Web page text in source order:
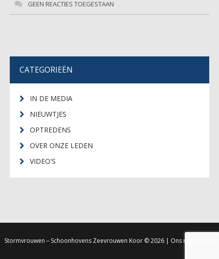
GEEN REACTIES TOEGESTAAN
CATEGORIEËN
IN DE MEDIA
NIEUWTJES
OPTREDENS
OVER ONZE LEDEN
VIDEO'S
Stormvrouwen – Schoonhovens Zeevrouwen Koor© 2026 | Ons regelement